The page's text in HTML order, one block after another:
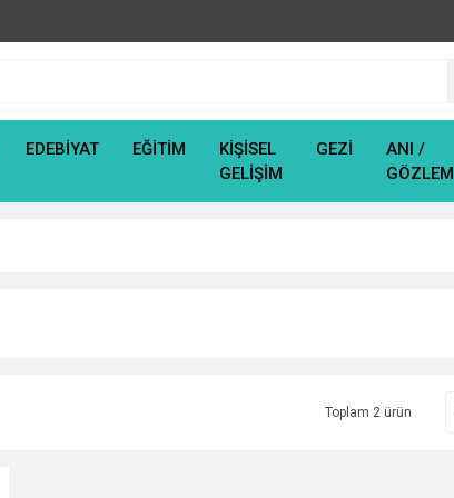
EDEBİYAT EĞİTİM
KİŞİSEL
GELİŞİM
GEZİ
ANI /
GÖZLEM
Toplam 2 ürün